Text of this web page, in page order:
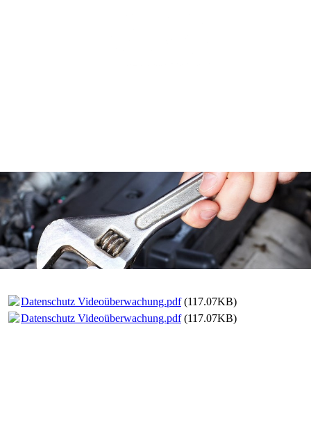
Datenschutz Videoüberwachung.pdf(117.07KB)
Datenschutz Videoüberwachung.pdf(117.07KB)